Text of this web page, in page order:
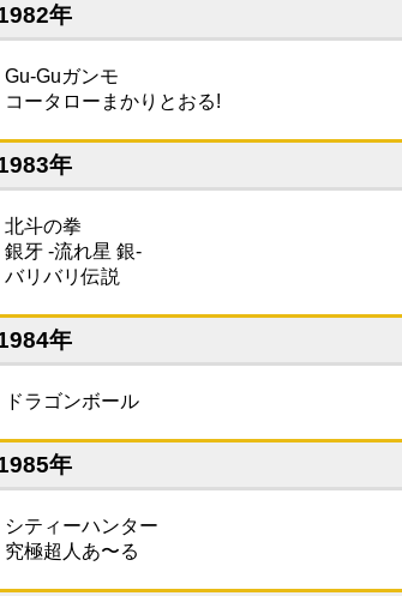
年
Gu-Guガンモ
コータローまかりとおる!
年
北斗の拳
銀牙 -流れ星 銀-
バリバリ伝説
年
ドラゴンボール
年
シティーハンター
究極超人あ〜る